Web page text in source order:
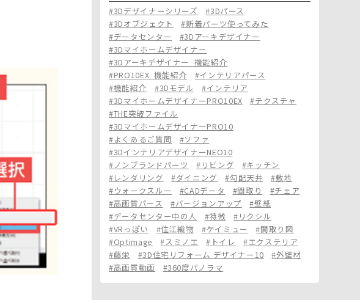
#3Dデザイナーシリーズ
#3Dパース
#3Dオブジェクト
#新着パーツ使ってみた
#データセンター
#3Dアーキデザイナー
#3Dマイホームデザイナー
#3Dアーキデザイナー_機能紹介
#PRO10EX_機能紹介
#インテリアパース
#機能紹介
#3Dモデル
#インテリア
#3DマイホームデザイナーPRO10EX
#テクスチャ
#THE突破ファイル
#3DマイホームデザイナーPRO10
#よくあるご質問
#ソファ
#3DインテリアデザイナーNEO10
#ノンブランドパーツ
#リビング
#キッチン
#レンダリング
#ダイニング #勾配天井
#敷地
#ウォークスルー
#CADデータ #間取り
#チェア
#高画質パース
#バージョンアップ
#壁紙
#データセンター中の人
#特徴
#リクシル
#VRっぽい
#住江織物 #ケイミュー
#間取り図
#Optimage
#スミノエ #トイレ
#エクステリア
#藤栄
#3D住宅リフォーム デザイナー10
#外壁材
#高画質動画
#360度パノラマ